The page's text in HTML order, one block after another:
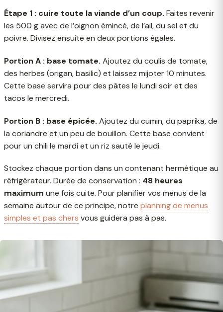
Étape 1 : cuire toute la viande d’un coup. Faites revenir
les 500 g avec de l’oignon émincé, de l’ail, du sel et du
poivre. Divisez ensuite en deux portions égales.
Portion A : base tomate. Ajoutez du coulis de tomate,
des herbes (origan, basilic) et laissez mijoter 10 minutes.
Cette base servira pour des pâtes le lundi soir et des
tacos le mercredi.
Portion B : base épicée. Ajoutez du cumin, du paprika, de
la coriandre et un peu de bouillon. Cette base convient
pour un chili le mardi et un riz sauté le jeudi.
Stockez chaque portion dans un contenant hermétique au
réfrigérateur. Durée de conservation : 48 heures
maximum une fois cuite. Pour planifier vos menus de la
semaine autour de ce principe, notre planning de menus
simples et pas chers vous guidera pas à pas.